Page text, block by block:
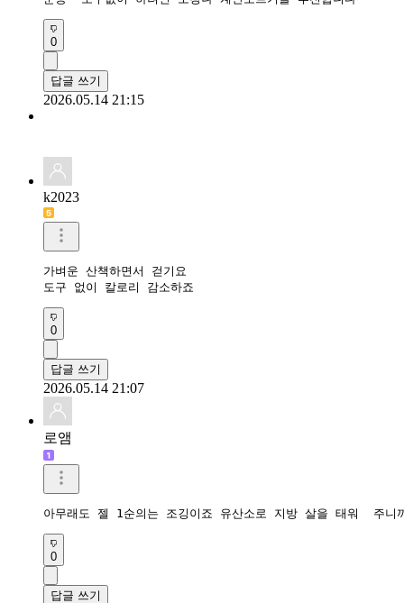
0
답글 쓰기
2026.05.14 21:15
k2023
가벼운 산책하면서 걷기요
도구 없이 칼로리 감소하죠
0
답글 쓰기
2026.05.14 21:07
로앰
아무래도 젤 1순의는 조깅이죠 유산소로 지방 살을 태워  주
0
답글 쓰기